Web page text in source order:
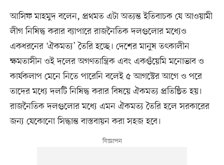
আসিফ মাহমুদ বলেন, প্রথমত এটা অত্যন্ত ইতিবাচক যে আওয়ামী
লীগ নিষিদ্ধ করার ব্যাপারে রাজনৈতিক দলগুলোর মধ্যেও
একধরনের ‘ঐকমত্য’ তৈরি হচ্ছে। দেশের মানুষ তৎকালীন
ক্ষমতাসীন ওই দলের অগণতান্ত্রিক এবং একগুঁয়েমি মনোভাব ও
কার্যকলাপ মেনে নিতে পারেনি বলেই ৫ আগস্টের আগে ও পরে
তাদের মধ্যে দলটি নিষিদ্ধ করার বিষয়ে ঐকমত্য প্রতিষ্ঠিত হয়।
রাজনৈতিক দলগুলোর মধ্যে এমন ঐকমত্য তৈরি হলে সরকারের
জন্য যেকোনো সিদ্ধান্ত বাস্তবায়ন করা সহজ হবে।